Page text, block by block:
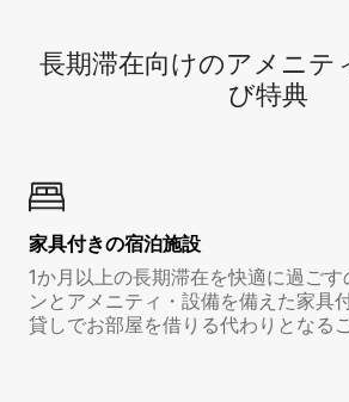
長期滞在向け⁠のア⁠メ⁠ニ⁠テ⁠
び特⁠典
家具付き⁠の宿⁠泊⁠施⁠設
1か月以上の長期滞在を快適に過ご
ンとアメニティ・設備を備えた家具
貸しでお部屋を借りる代わりとなる